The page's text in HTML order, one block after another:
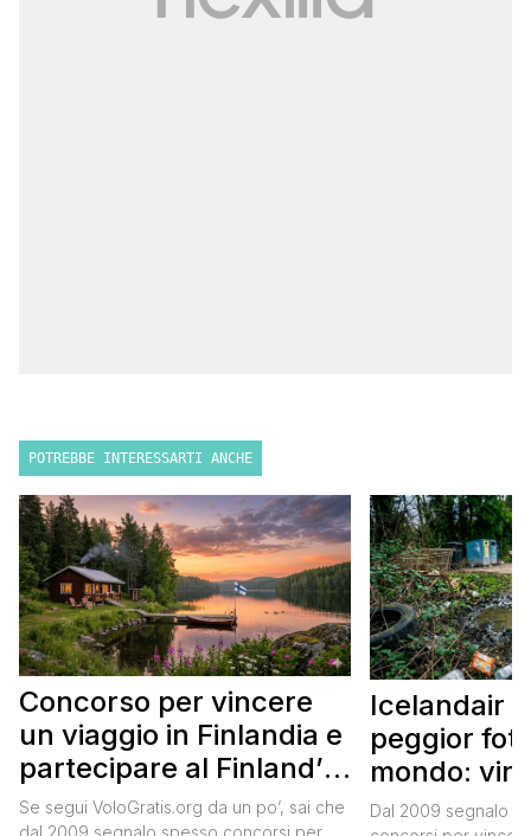
POTREBBE INTERESSARTI ANCHE
Concorso per vincere
un viaggio in Finlandia e
partecipare al Finland’s
Official Tasting
Se segui VoloGratis.org da un po’, sai che
dal 2009 segnalo spesso concorsi per
Icelandair
peggior
mondo:
in Islanda
Dal 2009 segnalo